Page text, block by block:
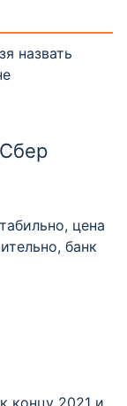
назвать
цена
банк
концу 2021 и